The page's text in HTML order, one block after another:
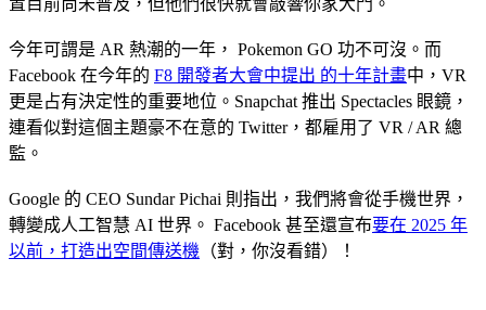
置目前尚未普及，但他們很快就會敲響你家大門。
今年可謂是 AR 熱潮的一年， Pokemon GO 功不可沒。而
Facebook 在今年的 F8 開發者大會中提出 的十年計畫中，VR
更是占有決定性的重要地位。Snapchat 推出 Spectacles 眼鏡，
連看似對這個主題豪不在意的 Twitter，都雇用了 VR / AR 總
監。
Google 的 CEO Sundar Pichai 則指出，我們將會從手機世界，
轉變成人工智慧 AI 世界。 Facebook 甚至還宣布要在 2025 年
以前，打造出空間傳送機 （對，你沒看錯）！